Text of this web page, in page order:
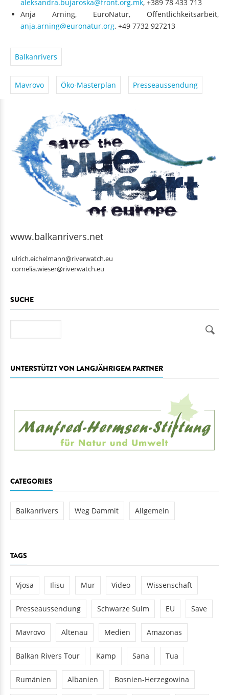
aleksandra.bujaroska@front.org.mk
, +389 78 433 713
Anja Arning, EuroNatur, Öffentlichkeitsarbeit,
anja.arning@euronatur.org
Balkanrivers
Mavrovo Öko-Masterplan Presseaussendung
www.balkanrivers.net
ulrich.eichelmann@riverwatch.eu
SUCHE
UNTERSTÜTZT VON LANGJÄHRIGEM PARTNER
CATEGORIES
Balkanrivers Weg Dammit Allgemein
TAGS
Vjosa Ilisu Mur Video Wissenschaft
Presseaussendung Schwarze Sulm EU Save
Mavrovo Altenau Medien Amazonas
Balkan Rivers Tour Kamp Sana Tua
Rumänien Albanien Bosnien-Herzegowina